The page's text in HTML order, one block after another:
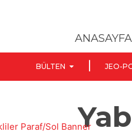
ANASAYFA
BÜLTEN JEO-